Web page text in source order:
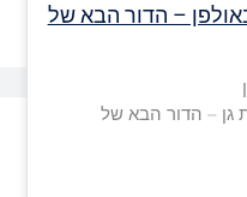
– הדור הבא של
גן – הדור הבא של